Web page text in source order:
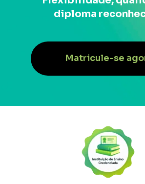
diploma
Matricule-se